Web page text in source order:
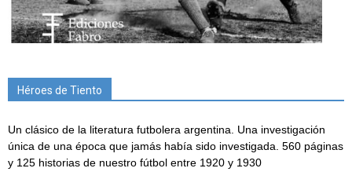
Héroes de Tiento
Un clásico de la literatura futbolera argentina. Una investigación
única de una época que jamás había sido investigada. 560 páginas
y 125 historias de nuestro fútbol entre 1920 y 1930